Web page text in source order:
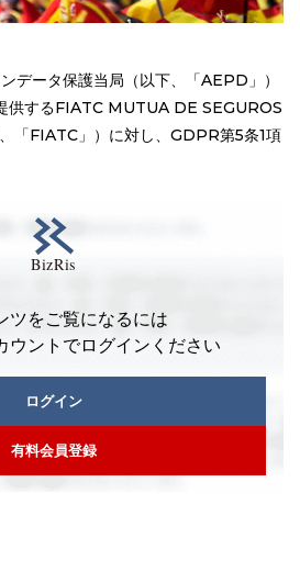
データ保護当局（以下、「AEPD」）
供するFIATC MUTUA DE SEGUROS
「FIATC」）に対し、GDPR第5条1項
ツをご覧になるには
ウントでログインください
ログイン
有料会員登録